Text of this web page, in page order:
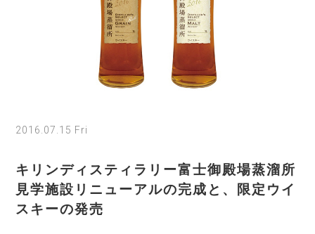
2016.07.15 Fri
キリンディスティラリー富士御殿場蒸溜所
見学施設リニューアルの完成と、限定ウイ
スキーの発売